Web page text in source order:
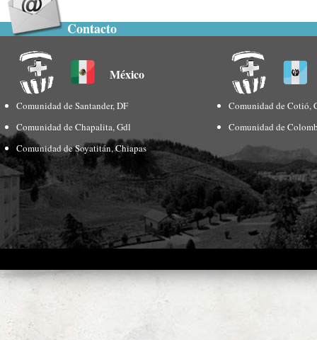
Contacto
México
Comunidad de Santander, DF
Comunidad de Chapalita, Gdl
Comunidad de Soyatitán, Chiapas
Comunidad de Cotió,
Comunidad de